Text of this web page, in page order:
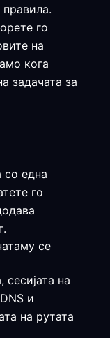
го
на
кога
задачата за
со една
го
се
на
и
на рутата